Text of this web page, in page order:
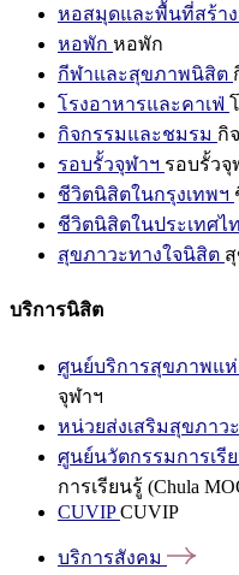
หอสมุดและพื้นที่สร้า
หอพัก หอพัก
กีฬาและสุขภาพนิสิต
โรงอาหารและคาเฟ่
กิจกรรมและชมรม กิ
รอบรั้วจุฬาฯ รอบรั้วจุ
ชีวิตนิสิตในกรุงเทพฯ
ชีวิตนิสิตในประเทศไ
สุขภาวะทางใจนิสิต
บริการนิสิต
ศูนย์บริการสุขภาพแห่
จุฬาฯ
หน่วยส่งเสริมสุขภาว
ศูนย์นวัตกรรมการเรีย
การเรียนรู้ (Chula
CUVIPCUVIP
บริการสังคม